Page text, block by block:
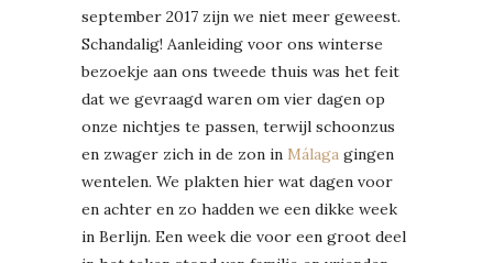
september 2017 zijn we niet meer geweest.
Schandalig! Aanleiding voor ons winterse
bezoekje aan ons tweede thuis was het feit
dat we gevraagd waren om vier dagen op
onze nichtjes te passen, terwijl schoonzus
en zwager zich in de zon in Málaga gingen
wentelen. We plakten hier wat dagen voor
en achter en zo hadden we een dikke week
in Berlijn. Een week die voor een groot deel